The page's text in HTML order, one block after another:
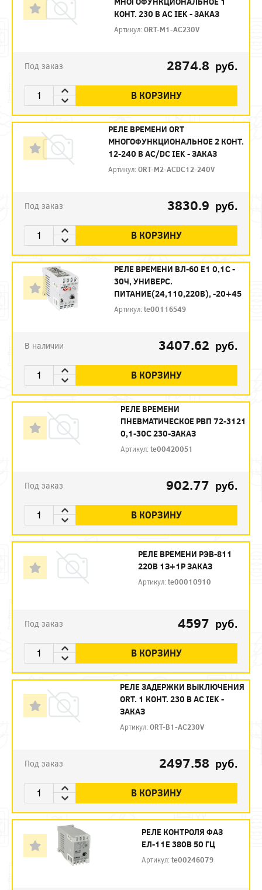
КОНТ. 230 В AС IEK - ЗАКАЗ
Артикул:ORT-M1-AC230V
Под заказ 2874.8 руб.
В КОРЗИНУ
РЕЛЕ ВРЕМЕНИ ORT
МНОГОФУНКЦИОНАЛЬНОЕ 2 КОНТ.
12-240 В AC/DC IEK - ЗАКАЗ
Артикул:ORT-M2-ACDC12-240V
Под заказ 3830.9 руб.
В КОРЗИНУ
РЕЛЕ ВРЕМЕНИ ВЛ-60 Е1 0,1С -
30Ч, УНИВЕРС.
ПИТАНИЕ(24,110,220В), -20+45
Артикул:te00116549
В наличии 3407.62 руб.
В КОРЗИНУ
РЕЛЕ ВРЕМЕНИ
ПНЕВМАТИЧЕСКОЕ РВП 72-3121
0,1-30С 230-ЗАКАЗ
Артикул:te00420051
Под заказ 902.77 руб.
В КОРЗИНУ
РЕЛЕ ВРЕМЕНИ РЭВ-811
220В 1З+1Р ЗАКАЗ
Артикул:te00010910
Под заказ 4597 руб.
В КОРЗИНУ
РЕЛЕ ЗАДЕРЖКИ ВЫКЛЮЧЕНИЯ
ORT. 1 КОНТ. 230 В AС IEK -
ЗАКАЗ
Артикул:ORT-B1-AC230V
Под заказ 2497.58 руб.
В КОРЗИНУ
РЕЛЕ КОНТРОЛЯ ФАЗ
ЕЛ-11Е 380В 50 ГЦ
Артикул:te00246079